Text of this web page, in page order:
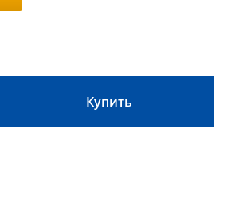
Купить